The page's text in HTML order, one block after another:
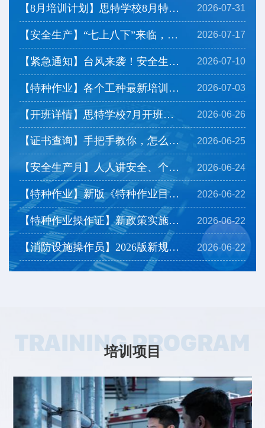
【8月培训计划】思特学校8月特种作业培训计划及注意事... 2026-07-31
【安全生产】“七上八下”来临，看看防灾要点有哪些？ 2026-07-17
【紧急通知】台风来袭！安全生产严格停工，开班延期 2026-07-10
【特种作业】各个工种最新培训时长安排，带你一览！ 2026-07-03
【开班详情】思特学校7月开班计划上线，一起来看看→ 2026-06-26
【证书查询】手把手教你，怎么查询下载特种作业操作证... 2026-06-25
【安全生产月】人人讲安全、个个会应急——排查整治风... 2026-06-24
【特种作业】新版《特种作业目录》有哪些调整？ 2026-06-22
【特种作业操作证】新政策实施后，相应热点问题为您解... 2026-06-22
【消防设施操作员】2026版新规定一起来看看 2026-06-22
TRAINING PROGRAM
培训项目